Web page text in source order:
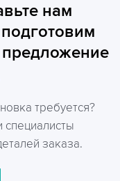
нам
требуется?
заказа.